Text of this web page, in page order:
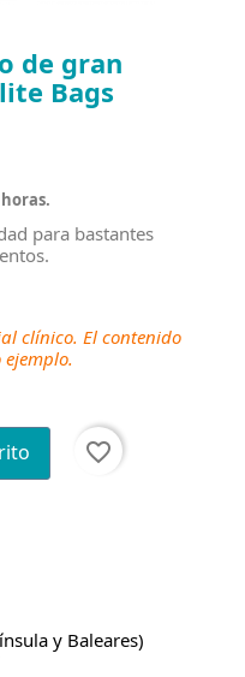
de gran
Bags
para bastantes
clínico. El contenido
favorite_border
y Baleares)